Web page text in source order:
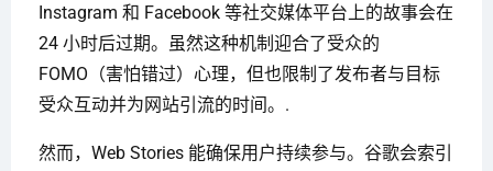
Instagram 和 Facebook 等社交媒体平台上的故事会在
24 小时后过期。虽然这种机制迎合了受众的
FOMO（害怕错过）心理，但也限制了发布者与目标
受众互动并为网站引流的时间。.
然而，Web Stories 能确保用户持续参与。谷歌会索引